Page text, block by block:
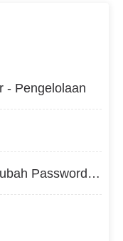
- Pengelolaan
Bagaimana Akun Utama Mengubah Password Sub Akun